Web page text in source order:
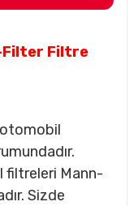
Filter Filtre
otomobil
filtreleri Mann-
Sizde